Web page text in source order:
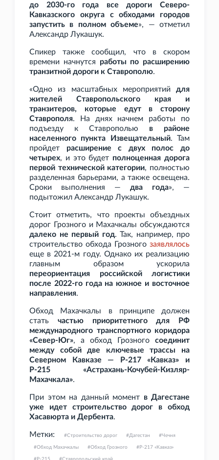
до 2030-го года все дороги Северо-
Кавказского округа с обходами городов
запустить в полном объеме», — отметил
Александр Лукашук.
Спикер также сообщил, что в скором
времени начнутся работы по расширению
транзитной дороги к Ставрополю.
«Одно из масштабных мероприятий для
жителей Ставропольского края и
транзитеров, которые едут в сторону
Ставрополя. На днях начнем работы по
подъезду к Ставрополью в районе
населенного пункта Извещательный. Там
пройдет расширение с двух полос до
четырех, и это будет полноценная дорога
первой технической категории, полностью
разделенная барьерами, а также освещена.
Сроки выполнения — два года», —
подытожил Александр Лукашук.
Стоит отметить, что проекты объездных
дорог Грозного и Махачкалы обсуждаются
далеко не первый год. Так, например, про
строительство обхода Грозного заявлялось
еще в 2021-м году. Однако их реализацию
главным образом ускорила
переориентация российской логистики
после 2022-го года на южное и восточное
направления.
Обход Махачкалы в принципе должен
стать частью приоритетного для РФ
международного транспортного коридора
«Север-Юг», а обход Грозного соединит
между собой две ключевые трассы на
Северном Кавказе — Р-217 «Кавказ» и
Р-215 «Астрахань-Кочубей-Кизляр-
Махачкала».
При этом на данный момент в Дагестане
уже идет строительство дорог в обход
Хасавюрта и Дербента.
Метки: Строительство дорог Дагестан Чечня
Обход Махачкалы Обход Грозного Р-217 «Кавказ»